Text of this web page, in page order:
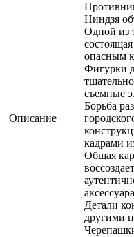
Описание
Ниндзя
Одной из
опасным
Фигурки
съемные
Борьба
кадрами
Общая
Детали
другими